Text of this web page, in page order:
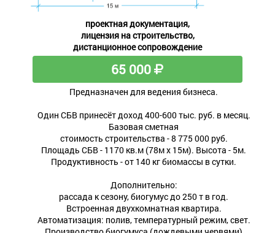
проектная документация,
лицензия на строительство,
дистанционное сопровождение
65 000
Предназначен для ведения бизнеса.
Один СБВ принесёт доход 400-600 тыс. руб. в месяц.
Базовая сметная
стоимость строительства - 8 775 000 руб.
Площадь СБВ - 1170 кв.м (78м х 15м). Высота - 5м.
Продуктивность - от 140 кг биомассы в сутки.
Дополнительно:
рассада к сезону, биогумус до 250 т в год.
Встроенная двухкомнатная квартира.
Автоматизация: полив, температурный режим, свет.